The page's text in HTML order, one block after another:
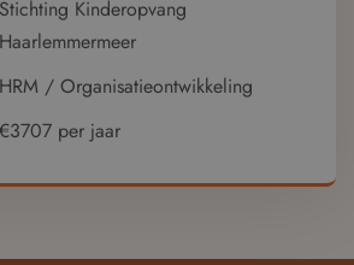
Stichting Kinderopvang
Haarlemmermeer
HRM / Organisatieontwikkeling
€3707 per jaar